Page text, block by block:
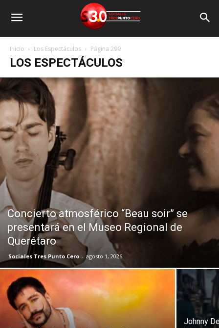
Inicio Los Espectáculos Página 299
LOS ESPECTÁCULOS
Concierto atmosférico “Beau soir” se
presentará en el Museo Regional de
Querétaro
Sociales Tres Punto Cero - agosto 1, 2026
Johnny